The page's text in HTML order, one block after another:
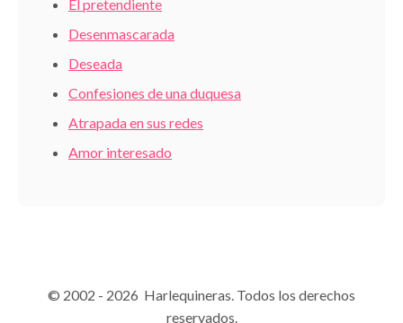
El pretendiente
Desenmascarada
Deseada
Confesiones de una duquesa
Atrapada en sus redes
Amor interesado
© 2002 - 2026 Harlequineras. Todos los derechos
reservados.